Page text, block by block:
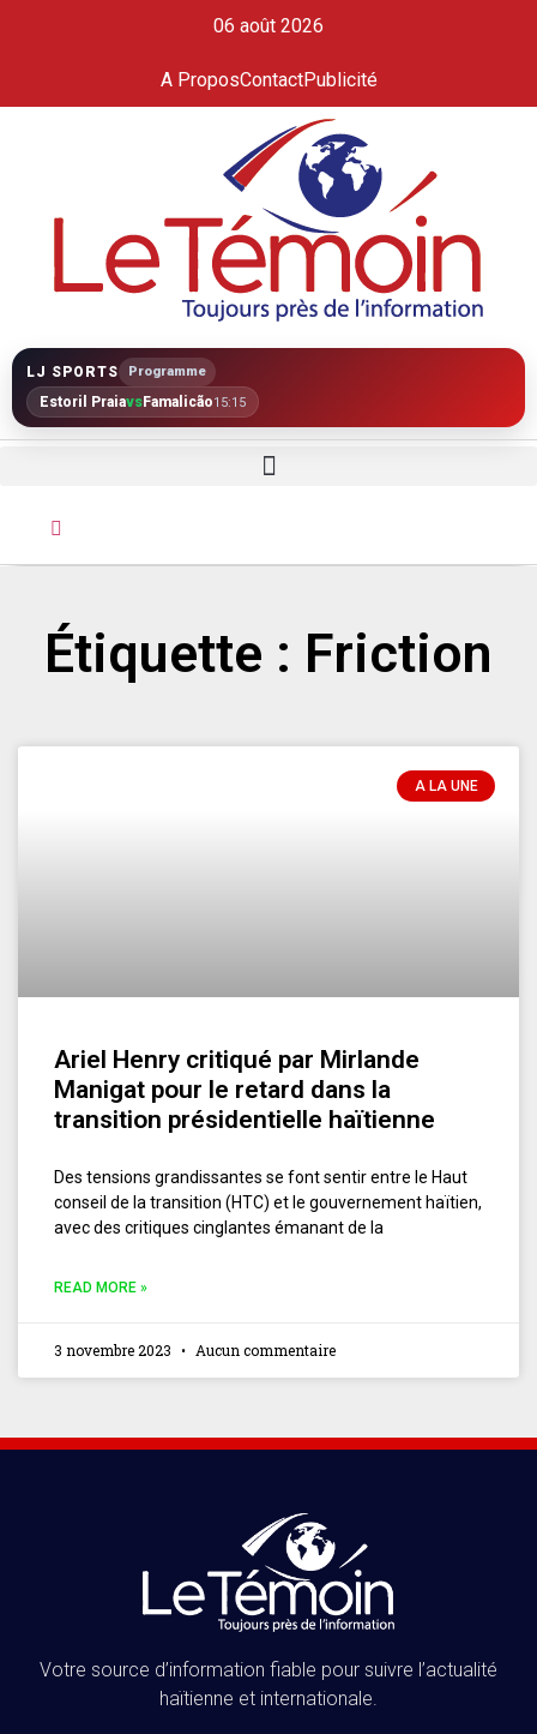
06 août 2026
A ProposContactPublicité
LJ SPORTS Programme
Estoril PraiavsFamalicão15:15
Étiquette : Friction
A LA UNE
Ariel Henry critiqué par Mirlande
Manigat pour le retard dans la
transition présidentielle haïtienne
Des tensions grandissantes se font sentir entre le Haut
conseil de la transition (HTC) et le gouvernement haïtien,
avec des critiques cinglantes émanant de la
READ MORE »
3 novembre 2023 Aucun commentaire
Votre source d’information fiable pour suivre l’actualité
haïtienne et internationale.